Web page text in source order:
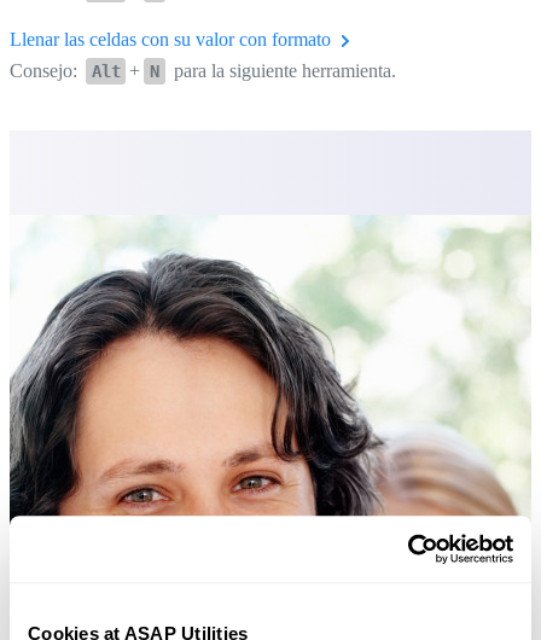
Cookies at ASAP Utilities
Llenar las celdas con su valor con formato
Consejo:
Alt + N para la siguiente herramienta.